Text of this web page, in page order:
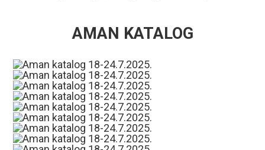
AMAN KATALOG